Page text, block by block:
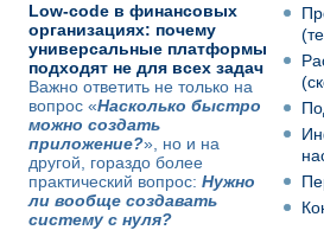
Low-code в финансовых
организациях: почему
универсальные платформы
подходят не для всех задач
Важно ответить не только на
вопрос «Насколько быстро
можно создать
приложение?», но и на
другой, гораздо более
практический вопрос: Нужно
ли вообще создавать
систему с нуля?